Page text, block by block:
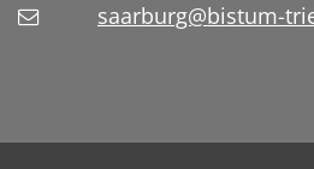
saarburg@bistum-